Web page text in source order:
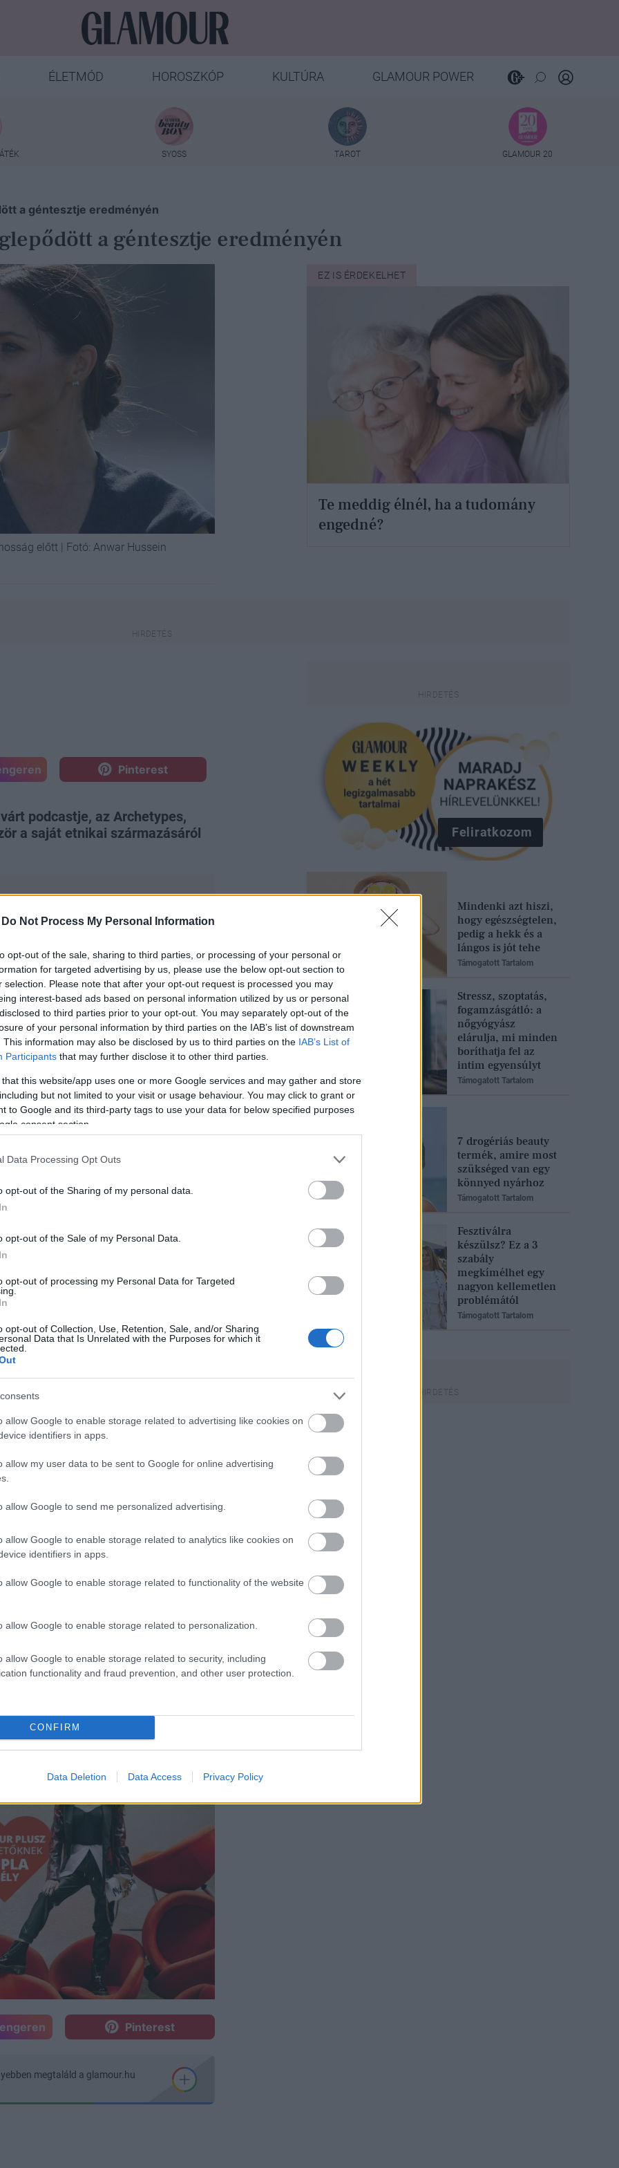
Do Not Process My Personal Information
opt-out of the sale, sharing to third parties, or processing of your personal or
for targeted advertising by us, please use the below opt-out section to
selection. Please note that after your opt-out request is processed you may
interest-based ads based on personal information utilized by us or personal
to third parties prior to your opt-out. You may separately opt-out of the
of your personal information by third parties on the IAB’s list of downstream
This information may also be disclosed by us to third parties on the IAB’s List of
Participants that may further disclose it to other third parties.
that this website/app uses one or more Google services and may gather and store
but not limited to your visit or usage behaviour. You may click to grant or
to Google and its third-party tags to use your data for below specified purposes
consent section.
Data Processing Opt Outs
opt-out of the Sharing of my personal data.
opt-out of the Sale of my Personal Data.
opt-out of processing my Personal Data for Targeted
opt-out of Collection, Use, Retention, Sale, and/or Sharing
Data that Is Unrelated with the Purposes for which it
allow Google to enable storage related to advertising like cookies on
identifiers in apps.
allow my user data to be sent to Google for online advertising
allow Google to send me personalized advertising.
allow Google to enable storage related to analytics like cookies on
identifiers in apps.
allow Google to enable storage related to functionality of the website
allow Google to enable storage related to personalization.
allow Google to enable storage related to security, including
functionality and fraud prevention, and other user protection.
CONFIRM
Data Deletion Data Access Privacy Policy
ÉLETMÓD HOROSZKÓP KULTÚRA GLAMOUR POWER
SYOSS TAROT GLAMOUR 20
a géntesztje eredményén
a géntesztje eredményén
előtt | Fotó: Anwar Hussein
EZ IS ÉRDEKELHET
Te meddig élnél, ha a tudomány
engedné?
Pinterest
podcastje, az Archetypes,
a saját etnikai származásáról
című podcastjének célja a
első vendégepedig nem más volt,
beszélgetett. Ezután Mariah
dívának lenni . Azóta Mindy Kaling,
ban, amelynek legújabb
előtt.
Issa Rae színésznő, a nigériai-
Emily Bernard, a vermonti egyetem
beszélgetést, hogy vajon a
valóban dühítő, vagy
a nőkkel, és különösen a színes
Meghan Markle
öngyilkosságot
gyermeket várt
a nyilvánosság előtt nyilatkozott
hogy elvégzett egy genealógiai
nigériai vagyok
” – vallotta be
a témába, mert ő maga is, és
nők – teljesen meglepődtek a
lépésétől
Markle-lel
hercegnő
Pinterest
megtaláld a glamour.hu
Feliratkozom
Mindenki azt hiszi,
hogy egészségtelen,
pedig a hekk és a
lángos is jót tehe
Támogatott Tartalom
Stressz, szoptatás,
fogamzásgátló: a
nőgyógyász
elárulja, mi minden
boríthatja fel az
intim egyensúlyt
Támogatott Tartalom
7 drogériás beauty
termék, amire most
szükséged van egy
könnyed nyárhoz
Támogatott Tartalom
Fesztiválra
készülsz? Ez a 3
szabály
megkímélhet egy
nagyon kellemetlen
problémától
Támogatott Tartalom